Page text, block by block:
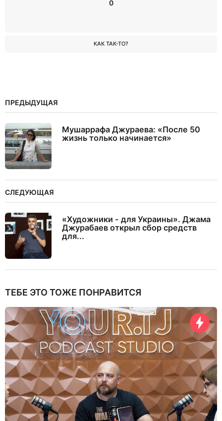
0
КАК ТАК-ТО?
ПРЕДЫДУЩАЯ
Мушаррафа Джураева: «После 50
жизнь только начинается»
СЛЕДУЮЩАЯ
«Художники - для Украины». Джама
Джурабаев открыл сбор средств
для...
ТЕБЕ ЭТО ТОЖЕ ПОНРАВИТСЯ